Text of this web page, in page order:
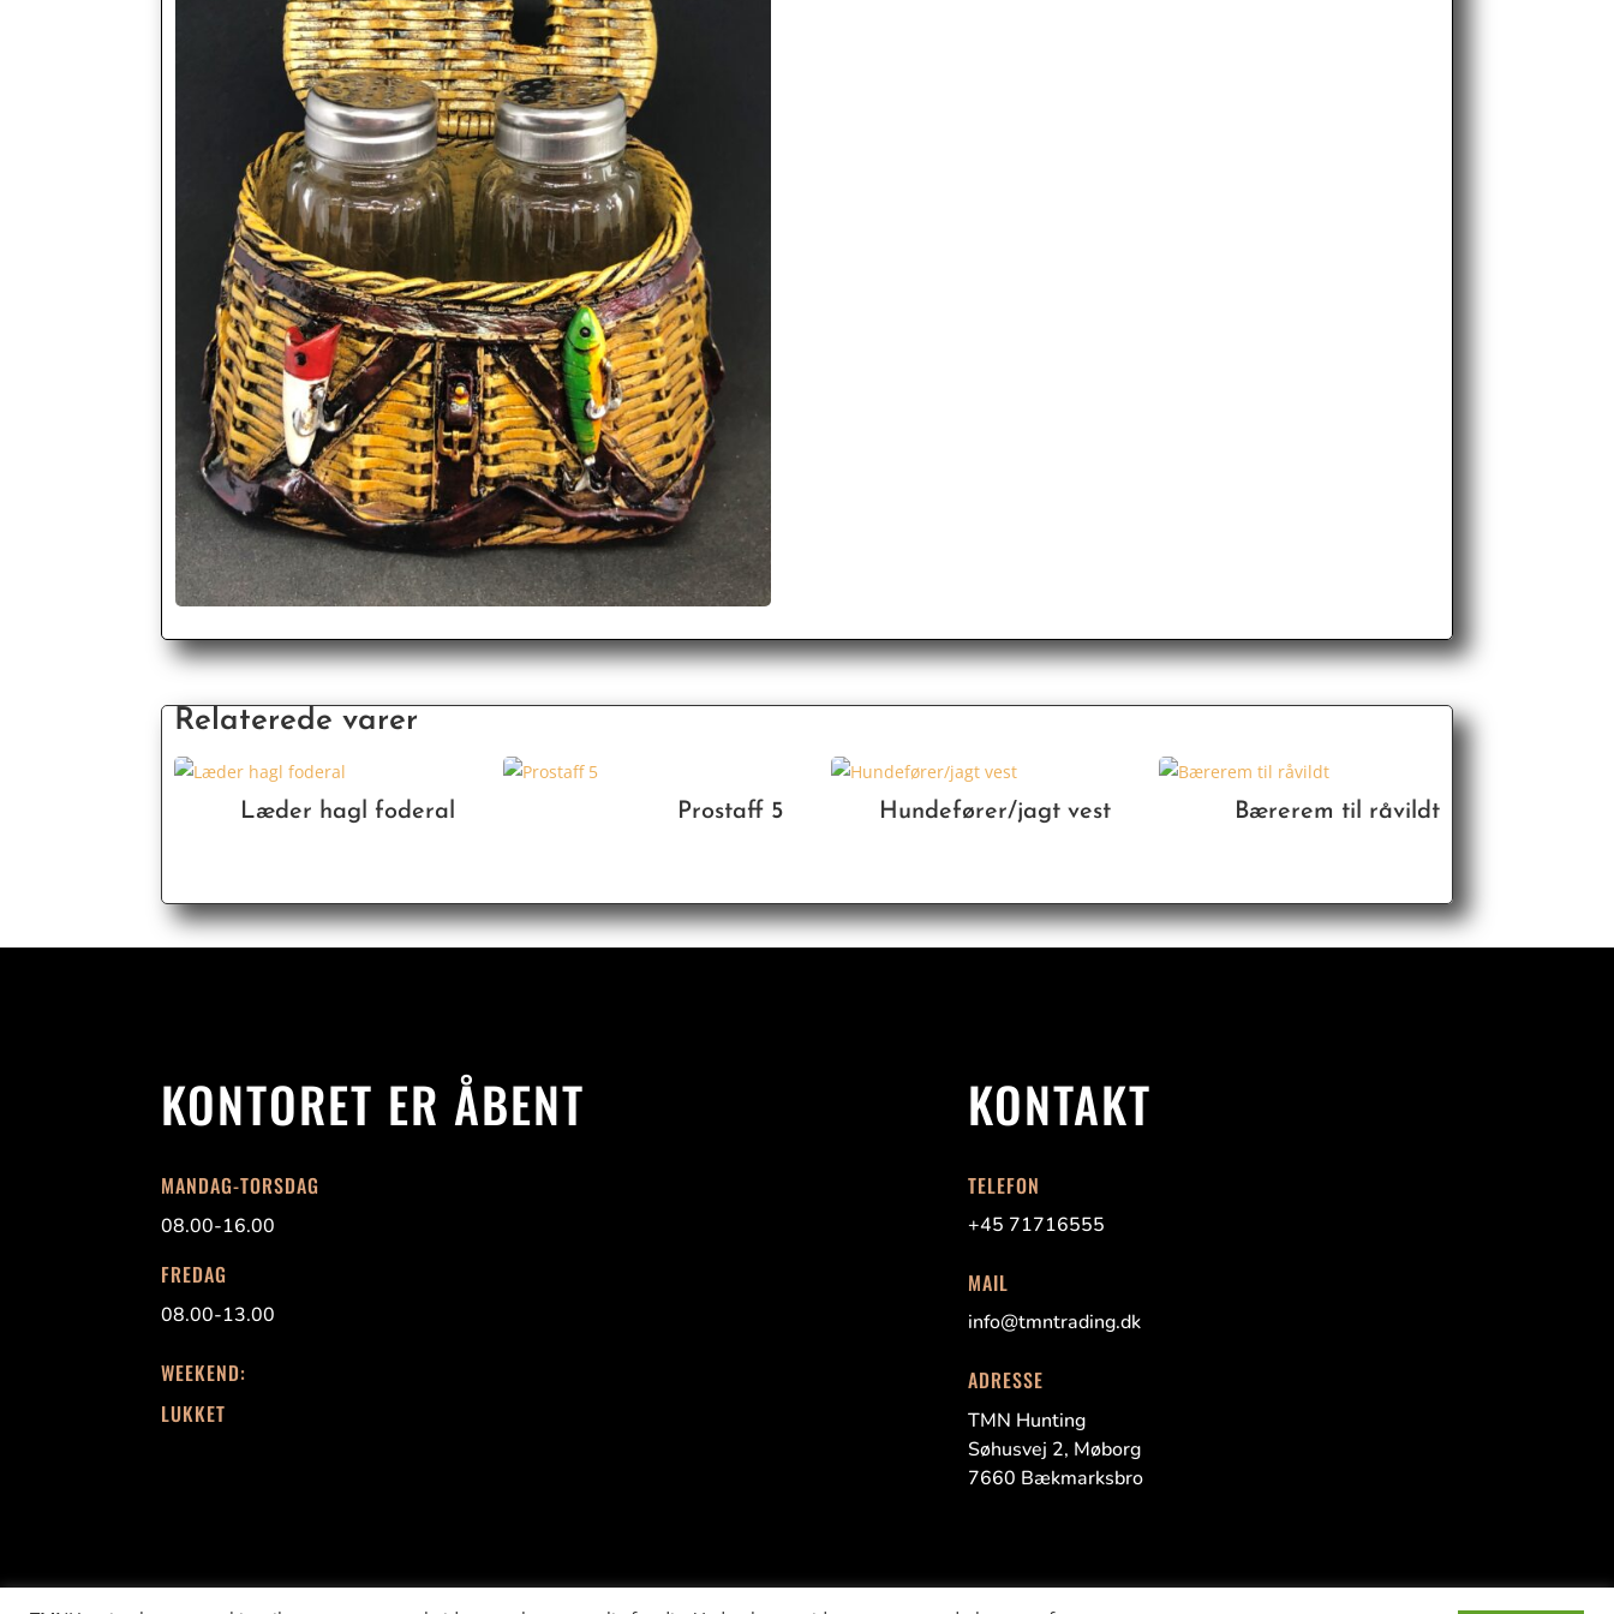
Relaterede varer
Læder hagl foderal Prostaff 5 Hundefører/jagt vest Bærerem til råvildt
KONTORET ER ÅBENT
MANDAG-TORSDAG
08.00-16.00
FREDAG
08.00-13.00
WEEKEND:
LUKKET
KONTAKT
TELEFON
+45 71716555
MAIL
info@tmntrading.dk
ADRESSE
TMN Hunting
Søhusvej 2, Møborg
7660 Bækmarksbro